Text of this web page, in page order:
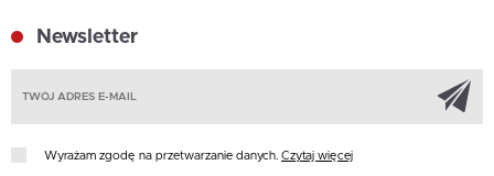
Newsletter
Wyrażam zgodę na przetwarzanie danych. Czytaj więcej